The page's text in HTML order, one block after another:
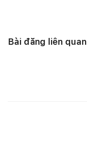
Bài đăng liên quan